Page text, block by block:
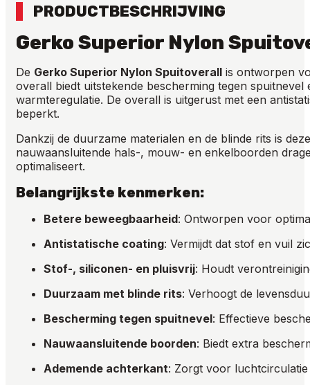
PRODUCTBESCHRIJVING
Gerko Superior Nylon
De Gerko Superior Nylon Spuitoverall is ontworpen
overall biedt uitstekende bescherming tegen
warmteregulatie. De overall is uitgerust met een
beperkt.
Dankzij de duurzame materialen en de blinde rits is
nauwaansluitende hals-, mouw- en enkelboorden
optimaliseert.
Belangrijkste kenmerken:
Betere beweegbaarheid: Ontworpen voor
Antistatische coating: Vermijdt dat stof en vuil
Stof-, siliconen- en pluisvrij: Houdt
Duurzaam met blinde rits: Verhoogt de
Bescherming tegen spuitnevel: Effectieve
Nauwaansluitende boorden: Biedt extra
Ademende achterkant: Zorgt voor